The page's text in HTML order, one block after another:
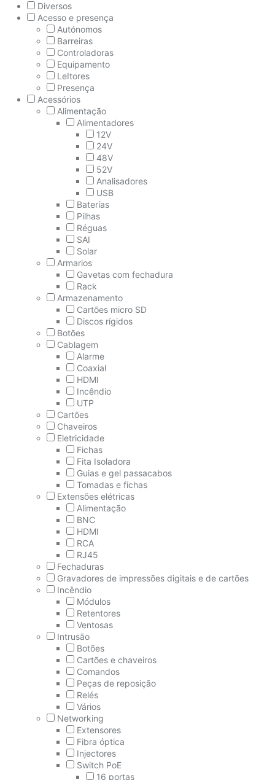
Diversos
Acesso e presença
Autónomos
Barreiras
Controladoras
Equipamento
LeItores
Presença
Acessórios
Alimentação
Alimentadores
12V
24V
48V
52V
Analisadores
USB
Baterías
Pilhas
Réguas
SAI
Solar
Armarios
Gavetas com fechadura
Rack
Armazenamento
Cartões micro SD
Discos rígidos
Botões
Cablagem
Alarme
Coaxial
HDMI
Incêndio
UTP
Cartões
Chaveiros
Eletricidade
Fichas
Fita Isoladora
Guias e gel passacabos
Tomadas e fichas
Extensões elétricas
Alimentação
BNC
HDMI
RCA
RJ45
Fechaduras
Gravadores de impressões digitais e de cartões
Incêndio
Módulos
Retentores
Ventosas
Intrusão
Botões
Cartões e chaveiros
Comandos
Peças de reposição
Relés
Vários
Networking
Extensores
Fibra óptica
Injectores
Switch PoE
16 portas